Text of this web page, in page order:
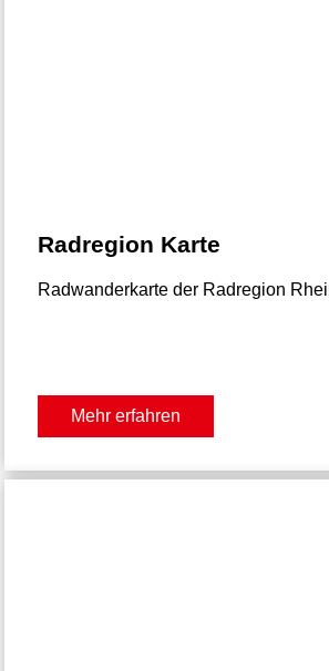
Radregion Karte
Radwanderkarte der Radregion
Mehr erfahren